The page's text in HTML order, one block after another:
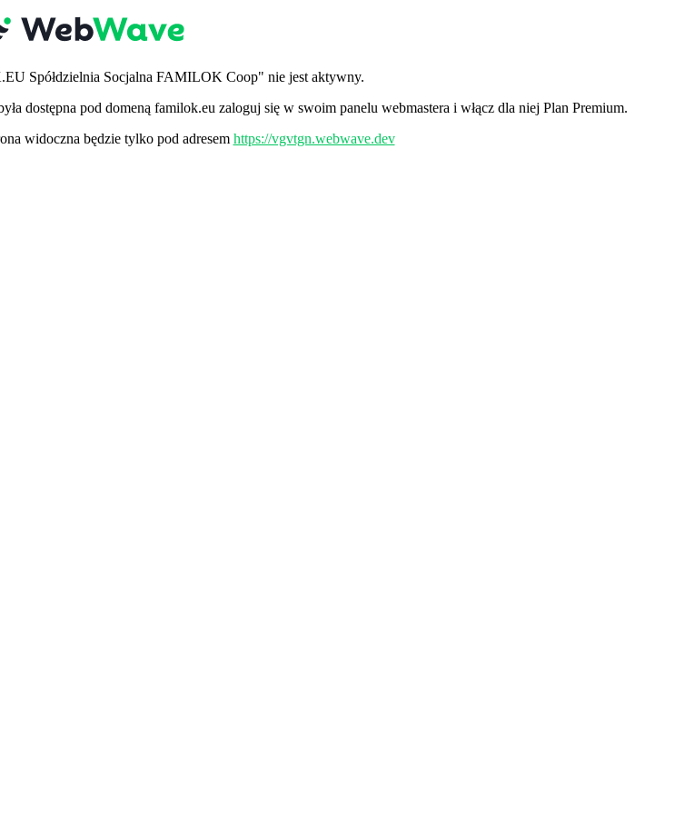
Spółdzielnia Socjalna FAMILOK Coop" nie jest aktywny.
dostępna pod domeną familok.eu zaloguj się w swoim panelu webmastera i włącz dla niej Plan Premium.
widoczna będzie tylko pod adresem https://vgvtgn.webwave.dev